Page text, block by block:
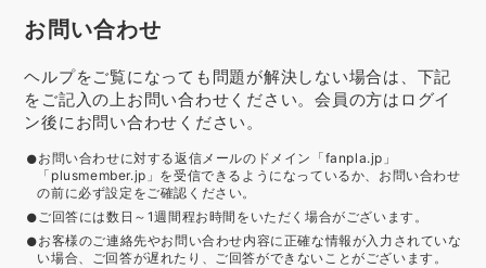
お問い合わせ
ヘルプをご覧になっても問題が解決しない場合は、下記
をご記入の上お問い合わせください。会員の方はログイ
ン後にお問い合わせください。
お問い合わせに対する返信メールのドメイン「fanpla.jp」
「plusmember.jp」を受信できるようになっているか、お問い合わせ
の前に必ず設定をご確認ください。
ご回答には数日～1週間程お時間をいただく場合がございます。
お客様のご連絡先やお問い合わせ内容に正確な情報が入力されていな
い場合、ご回答が遅れたり、ご回答ができないことがございます。